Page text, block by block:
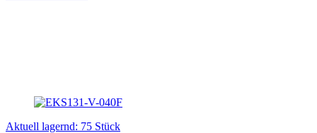
Aktuell lagernd: 75 Stück